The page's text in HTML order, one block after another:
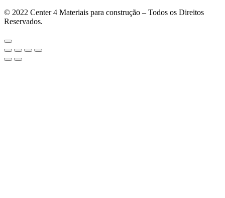
© 2022 Center 4 Materiais para construção – Todos os Direitos
Reservados.